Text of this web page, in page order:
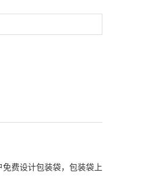
费设计包装袋，包装袋上